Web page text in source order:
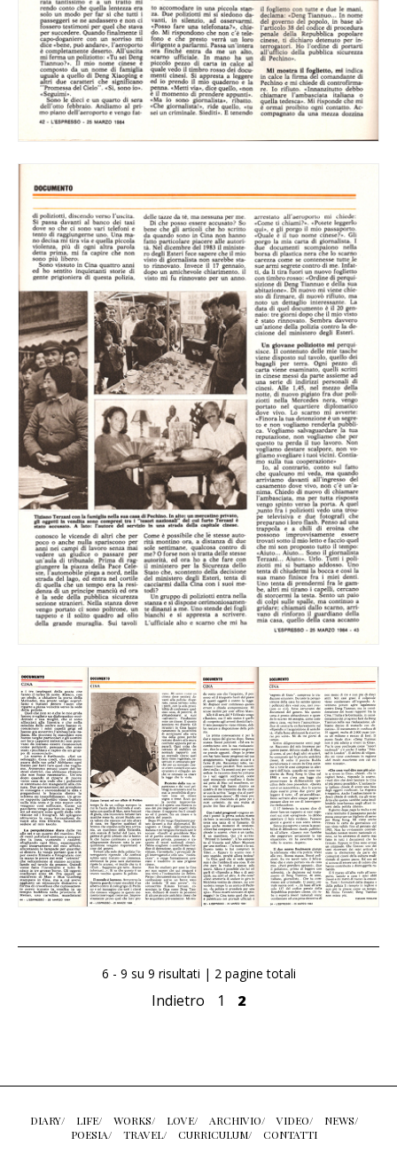
6 - 9 su 9 risultati | 2 pagine totali
Indietro 1 2
DIARY/ LIFE/ WORKS/ LOVE/ ARCHIVIO/ VIDEO/
NEWS/
POESIA/
TRAVEL/ CURRICULUM/ CONTATTI